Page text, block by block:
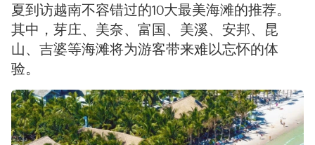
夏到访越南不容错过的10大最美海滩的推荐。
其中，芽庄、美奈、富国、美溪、安邦、昆
山、吉婆等海滩将为游客带来难以忘怀的体
验。